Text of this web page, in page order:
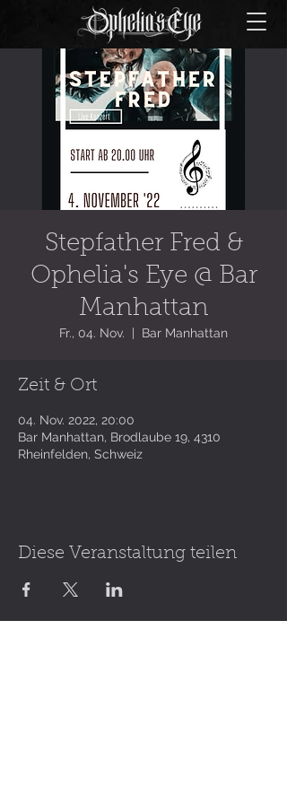
Stepfather Fred &
Ophelia's Eye @ Bar
Manhattan
Fr., 04. Nov. Bar Manhattan
Zeit & Ort
04. Nov. 2022, 20:00
Bar Manhattan, Brodlaube 19, 4310
Rheinfelden, Schweiz
Diese Veranstaltung teilen